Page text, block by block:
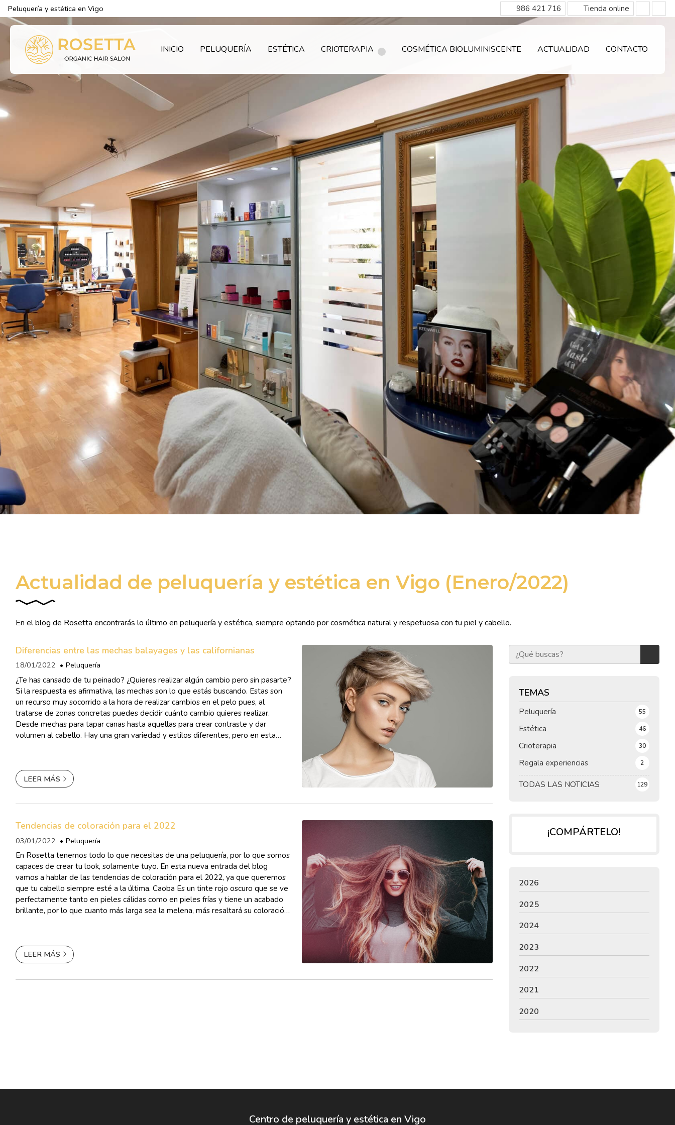
Peluquería y estética en Vigo 986 421 716 Tienda online
INICIO PELUQUERÍA ESTÉTICA CRIOTERAPIA COSMÉTICA BIOLUMINISCENTE ACTUALIDAD CONTACTO
Actualidad de peluquería y estética en Vigo (Enero/2022)
En el blog de Rosetta encontrarás lo último en peluquería y estética, siempre optando por cosmética natural y respetuosa con tu piel y cabello.
TEMAS
TODAS LAS NOTICIAS 129
Peluquería 55
Estética 46
Crioterapia 30
Regala experiencias 2
Diferencias entre las mechas balayages y las californianas
18/01/2022
Peluquería
¿Te has cansado de tu peinado? ¿Quieres realizar algún cambio pero sin pasarte?
Si la respuesta es afirmativa, las mechas son lo que estás buscando. Estas son
un recurso muy socorrido a la hora de realizar cambios en el pelo pues, al
tratarse de zonas concretas puedes decidir cuánto cambio quieres realizar.
Desde mechas para tapar canas hasta aquellas para crear contraste y dar
volumen al cabello. Hay una gran variedad y estilos diferentes, pero en esta
LEER MÁS
Tendencias de coloración para el 2022
03/01/2022
Peluquería
En Rosetta tenemos todo lo que necesitas de una peluquería, por lo que somos
capaces de crear tu look, solamente tuyo. En esta nueva entrada del blog
vamos a hablar de las tendencias de coloración para el 2022, ya que queremos
que tu cabello siempre esté a la última. Caoba Es un tinte rojo oscuro que se ve
perfectamente tanto en pieles cálidas como en pieles frías y tiene un acabado
brillante, por lo que cuanto más larga sea la melena, más resaltará su coloración.
LEER MÁS
¡COMPÁRTELO!
2026
2025
2024
2023
2022
2021
2020
Centro de peluquería y estética en Vigo